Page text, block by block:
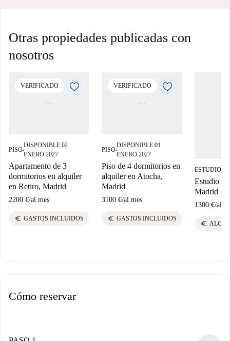
Otras propiedades publicadas con
nosotros
VERIFICADO
PISO■
DISPONIBLE 02
ENERO 2027
Apartamento de 3
dormitorios en alquiler
en Retiro, Madrid
2200 €/al mes
euro GASTOS INCLUIDOS
VERIFICADO
PISO■
DISPONIBLE 01
ENERO 2027
Piso de 4 dormitorios en
alquiler en Atocha,
Madrid
3100 €/al mes
euro GASTOS INCLUIDOS
ESTUDIO
Estudio
Madrid
1300 €/al
euro
Cómo reservar